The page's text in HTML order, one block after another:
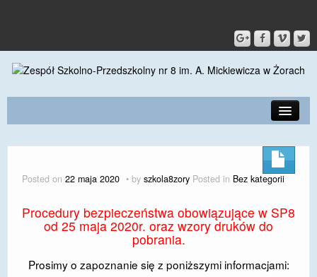
DLA RODZICÓW I UCZNIÓW
DLA PRACOWNIKÓW
Posted on 22 maja 2020 by szkola8zory Posted in Bez kategorii
Procedury bezpieczeństwa obowiązujące w SP8
od 25 maja 2020r. oraz wzory druków do
pobrania.
Prosimy o zapoznanie się z poniższymi informacjami: